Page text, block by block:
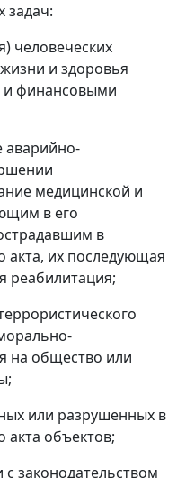
задач:
человеческих
и здоровья
и финансовыми
аварийно-
медицинской и
в его
в
акта, их последующая
реабилитация;
на общество или
или разрушенных в
акта объектов;
законодательством